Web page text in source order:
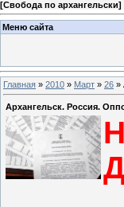
[Свобода по архангельски]
Меню сайта
Главная » 2010 » Март » 26 »
Архангельск. Россия.